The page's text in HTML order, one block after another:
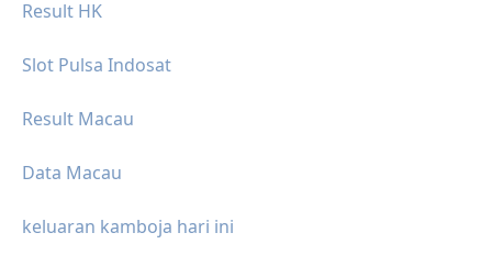
Result HK
Slot Pulsa Indosat
Result Macau
Data Macau
keluaran kamboja hari ini